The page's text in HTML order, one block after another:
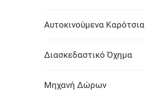
Αυτοκινούμενα Καρότσια
Διασκεδαστικό Όχημα
Μηχανή Δώρων